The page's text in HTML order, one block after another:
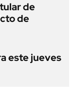
de
de
este jueves